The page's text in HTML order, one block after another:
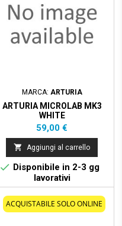
MARCA: ARTURIA
ARTURIA MICROLAB MK3
WHITE
Prezzo
59,00 €
 Aggiungi al carrello
 Disponibile in 2-3 gg
lavorativi
ACQUISTABILE SOLO ONLINE